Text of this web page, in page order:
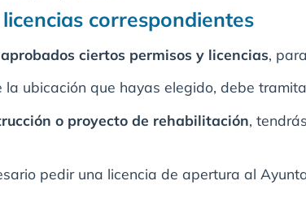
correspondientes
ciertos permisos y licencias,
ubicación que hayas elegido, debe
o proyecto de rehabilitación,
pedir una licencia de apertura al